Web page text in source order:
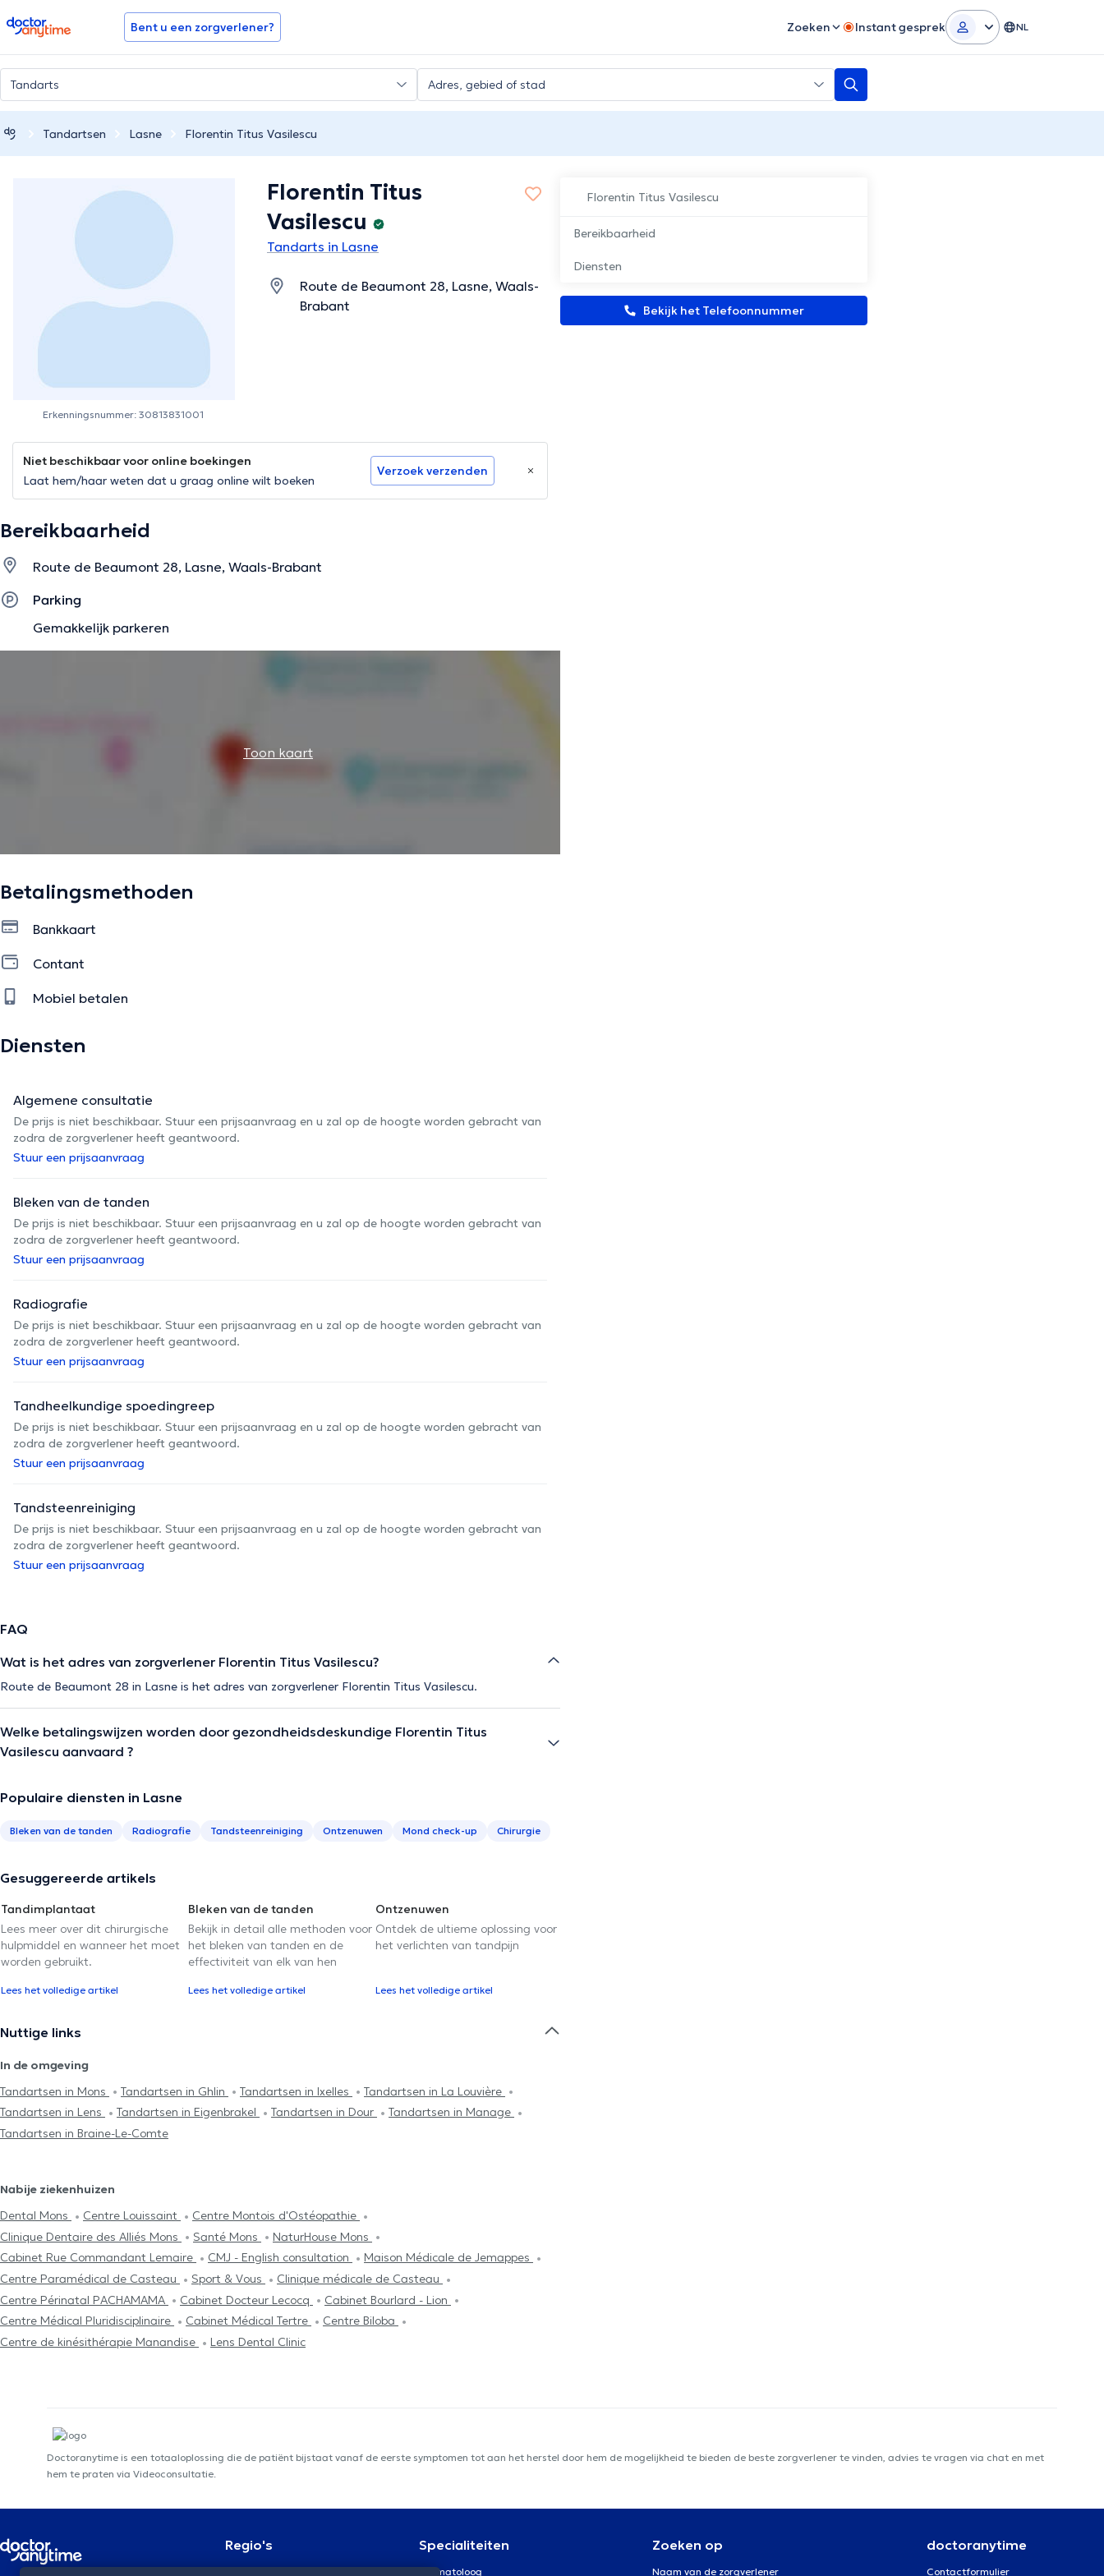
doctoranytime Bent u een zorgverlener? Zoeken Instant gesprek NL
Tandartsen Lasne Florentin Titus Vasilescu
Florentin Titus Vasilescu
Bereikbaarheid
Diensten
Bekijk het Telefoonnummer
Erkenningsnummer: 30813831001
Florentin Titus
Vasilescu
Tandarts in Lasne
Route de Beaumont 28, Lasne, Waals-
Brabant
Niet beschikbaar voor online boekingen
Laat hem/haar weten dat u graag online wilt boeken
Verzoek verzenden
Bereikbaarheid
Route de Beaumont 28, Lasne, Waals-Brabant
Parking
Gemakkelijk parkeren
Toon kaart
Betalingsmethoden
Bankkaart
Contant
Mobiel betalen
Diensten
Algemene consultatie
De prijs is niet beschikbaar. Stuur een prijsaanvraag en u zal op de hoogte worden gebracht van
zodra de zorgverlener heeft geantwoord.
Stuur een prijsaanvraag
Bleken van de tanden
De prijs is niet beschikbaar. Stuur een prijsaanvraag en u zal op de hoogte worden gebracht van
zodra de zorgverlener heeft geantwoord.
Stuur een prijsaanvraag
Radiografie
De prijs is niet beschikbaar. Stuur een prijsaanvraag en u zal op de hoogte worden gebracht van
zodra de zorgverlener heeft geantwoord.
Stuur een prijsaanvraag
Tandheelkundige spoedingreep
De prijs is niet beschikbaar. Stuur een prijsaanvraag en u zal op de hoogte worden gebracht van
zodra de zorgverlener heeft geantwoord.
Stuur een prijsaanvraag
Tandsteenreiniging
De prijs is niet beschikbaar. Stuur een prijsaanvraag en u zal op de hoogte worden gebracht van
zodra de zorgverlener heeft geantwoord.
Stuur een prijsaanvraag
FAQ
Wat is het adres van zorgverlener Florentin Titus Vasilescu?
Route de Beaumont 28 in Lasne is het adres van zorgverlener Florentin Titus Vasilescu.
Welke betalingswijzen worden door gezondheidsdeskundige Florentin Titus
Vasilescu aanvaard ?
Populaire diensten in Lasne
Bleken van de tanden Radiografie Tandsteenreiniging Ontzenuwen Mond check-up Chirurgie
Gesuggereerde artikels
Tandimplantaat
Lees meer over dit chirurgische
hulpmiddel en wanneer het moet
worden gebruikt.
Lees het volledige artikel
Bleken van de tanden
Bekijk in detail alle methoden voor
het bleken van tanden en de
effectiviteit van elk van hen
Lees het volledige artikel
Ontzenuwen
Ontdek de ultieme oplossing voor
het verlichten van tandpijn
Lees het volledige artikel
Nuttige links
In de omgeving
Tandartsen in Mons
Tandartsen in Ghlin Tandartsen in Ixelles
Tandartsen in La Louvière
Tandartsen in Lens
Tandartsen in Eigenbrakel Tandartsen in Dour
Tandartsen in Manage
Tandartsen in Braine-Le-Comte
Nabije ziekenhuizen
Dental Mons
Centre Louissaint
Centre Μontois d'Ostéopathie
Clinique Dentaire des Alliés Mons
Santé Mons
NaturHouse Mons
Cabinet Rue Commandant Lemaire
CMJ - English consultation
Maison Médicale de Jemappes
Centre Paramédical de Casteau
Sport & Vous
Clinique médicale de Casteau
Centre Périnatal PACHAMAMA
Cabinet Docteur Lecocq
Cabinet Bourlard - Lion
Centre Médical Pluridisciplinaire
Cabinet Médical Tertre
Centre Biloba
Centre de kinésithérapie Manandise
Lens Dental Clinic
Doctoranytime is een totaaloplossing die de patiënt bijstaat vanaf de eerste symptomen tot aan het herstel door hem de mogelijkheid te bieden de beste zorgverlener te vinden, advies te vragen via chat en met
hem te praten via Videoconsultatie.
Regio's
Brussel
Specialiteiten
Dermatoloog
Zoeken op
Naam van de zorgverlener
doctoranytime
Contactformulier